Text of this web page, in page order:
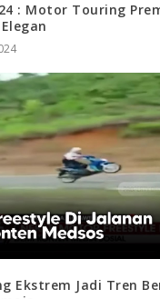
: Motor Touring
Ekstrem Jadi Tren